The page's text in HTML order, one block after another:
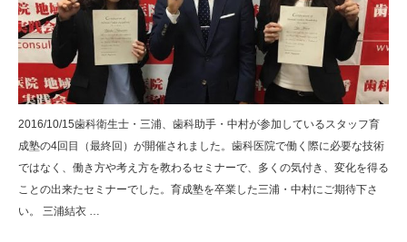
2016/10/15歯科衛生士・三浦、歯科助手・中村が参加しているスタッフ育
成塾の4回目（最終回）が開催されました。歯科医院で働く際に必要な技術
ではなく、働き方や考え方を教わるセミナーで、多くの気付き、変化を得る
ことの出来たセミナーでした。育成塾を卒業した三浦・中村にご期待下さ
い。 三浦結衣 …